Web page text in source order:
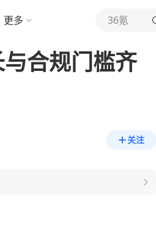
更多 36氪
合规门槛齐
关注